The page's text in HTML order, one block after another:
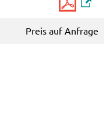
Preis auf Anfrage